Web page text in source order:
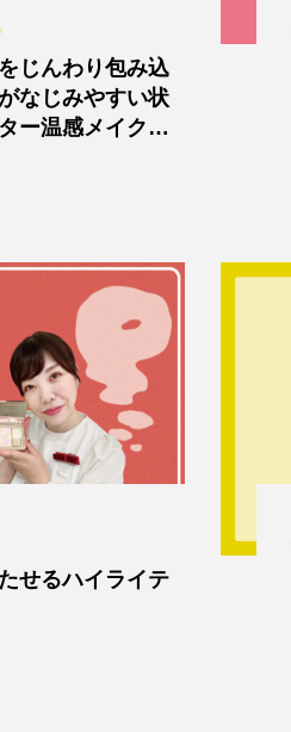
じんわり包み込
なじみやすい状
ー温感メイク落
せるハイライテ